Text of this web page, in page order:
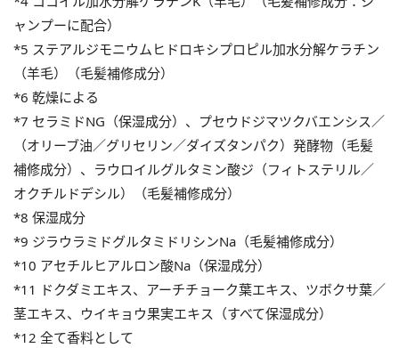
ャンプーに配合）
*5 ステアルジモニウムヒドロキシプロピル加水分解ケラチン
（羊毛）（毛髪補修成分）
*6 乾燥による
*7 セラミドNG（保湿成分）、プセウドジマツクバエンシス／
（オリーブ油／グリセリン／ダイズタンパク）発酵物（毛髪
補修成分）、ラウロイルグルタミン酸ジ（フィトステリル／
オクチルドデシル）（毛髪補修成分）
*8 保湿成分
*9 ジラウラミドグルタミドリシンNa（毛髪補修成分）
*10 アセチルヒアルロン酸Na（保湿成分）
*11 ドクダミエキス、アーチチョーク葉エキス、ツボクサ葉／
茎エキス、ウイキョウ果実エキス（すべて保湿成分）
*12 全て香料として